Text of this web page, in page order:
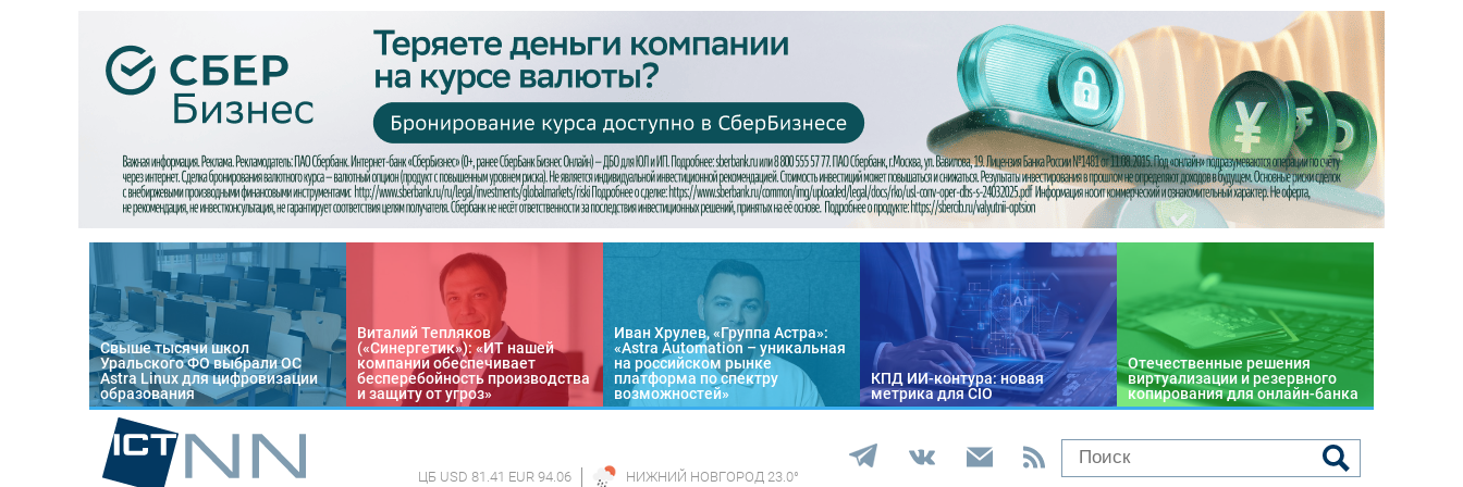
Свыше тысячи школ
Уральского ФО выбрали ОС
Astra Linux для цифровизации
образования
Виталий Тепляков
(«Синергетик»): «ИТ нашей
компании обеспечивает
бесперебойность производства
и защиту от угроз»
Иван Хрулев, «Группа Астра»:
«Astra Automation – уникальная
на российском рынке
платформа по спектру
возможностей»
КПД ИИ-контура: новая
метрика для CIO
Отечественные решения
виртуализации и резервного
копирования для онлайн-банка
ЦБ USD 81.41 EUR 94.06 НИЖНИЙ НОВГОРОД 23.0°